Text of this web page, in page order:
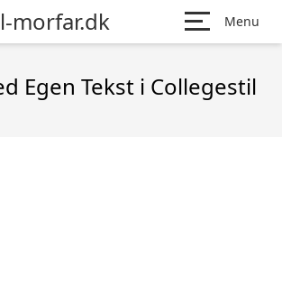
morfar.dk Menu
Egen Tekst i Collegestil